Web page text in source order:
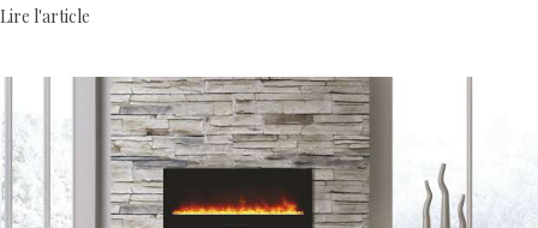
Lire l'article